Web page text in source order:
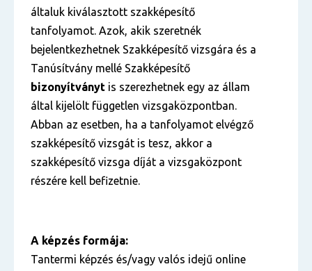
általuk kiválasztott szakképesítő
tanfolyamot. Azok, akik szeretnék
bejelentkezhetnek Szakképesítő vizsgára és a
Tanúsítvány mellé Szakképesítő
bizonyítványt is szerezhetnek egy az állam
által kijelölt független vizsgaközpontban.
Abban az esetben, ha a tanfolyamot elvégző
szakképesítő vizsgát is tesz, akkor a
szakképesítő vizsga díját a vizsgaközpont
részére kell befizetnie.
A képzés formája:
Tantermi képzés és/vagy valós idejű online